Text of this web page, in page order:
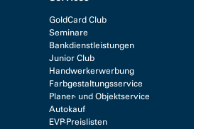
GoldCard Club
Seminare
Bankdienstleistungen
Junior Club
Handwerkerwerbung
Farbgestaltungsservice
Planer- und Objektservice
Autokauf
EVP-Preislisten